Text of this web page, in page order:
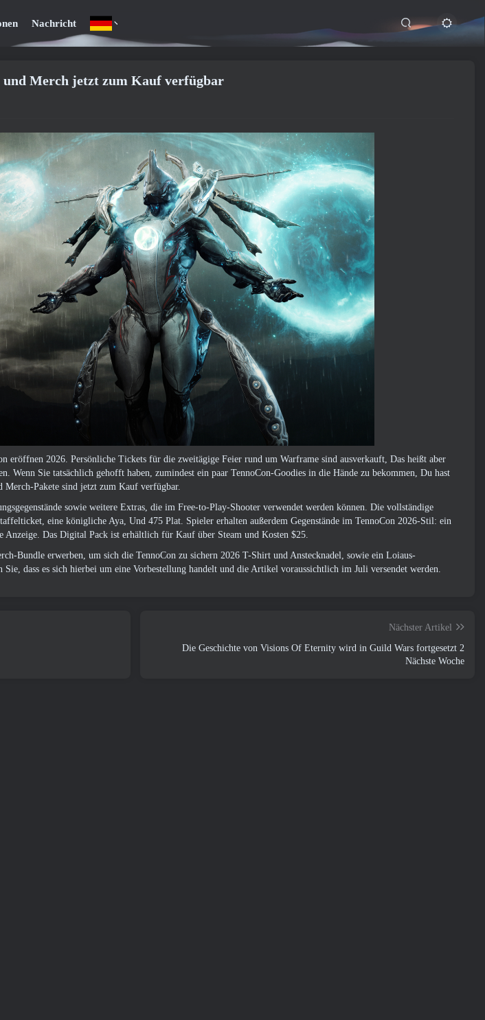
Nachricht
und Merch jetzt zum Kauf verfügbar
eröffnen 2026. Persönliche Tickets für die zweitägige Feier rund um Warframe sind ausverkauft, Das heißt aber
Wenn Sie tatsächlich gehofft haben, zumindest ein paar TennoCon-Goodies in die Hände zu bekommen, Du hast
Pakete sind jetzt zum Kauf verfügbar.
sowie weitere Extras, die im Free-to-Play-Shooter verwendet werden können. Die vollständige
eine königliche Aya, Und 475 Plat. Spieler erhalten außerdem Gegenstände im TennoCon 2026-Stil: ein
Anzeige. Das Digital Pack ist erhältlich für Kauf über Steam und Kosten $25.
Bundle erwerben, um sich die TennoCon zu sichern 2026 T-Shirt und Anstecknadel, sowie ein Loiaus-
Sie, dass es sich hierbei um eine Vorbestellung handelt und die Artikel voraussichtlich im Juli versendet werden.
Nächster Artikel
Die Geschichte von Visions Of Eternity wird in Guild Wars fortgesetzt 2
Nächste Woche